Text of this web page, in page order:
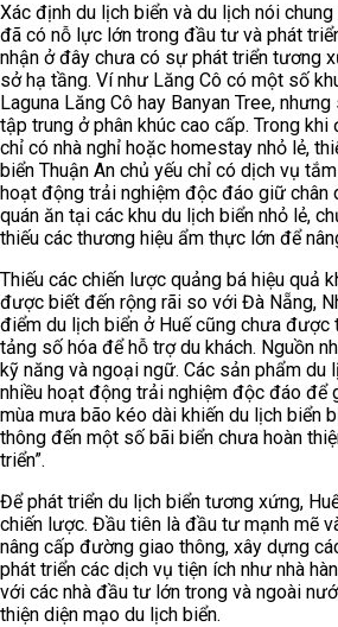
Xác định du lịch biển và du lịch nói
đã có nỗ lực lớn trong đầu tư và phát
nhận ở đây chưa có sự phát triển tương
sở hạ tầng. Ví như Lăng Cô có một số
Laguna Lăng Cô hay Banyan Tree,
tập trung ở phân khúc cao cấp. Trong khi
chỉ có nhà nghỉ hoặc homestay nhỏ lẻ,
biển Thuận An chủ yếu chỉ có dịch vụ
hoạt động trải nghiệm độc đáo giữ chân
quán ăn tại các khu du lịch biển nhỏ lẻ,
thiếu các thương hiệu ẩm thực lớn để
Thiếu các chiến lược quảng bá hiệu quả
được biết đến rộng rãi so với Đà Nẵng,
điểm du lịch biển ở Huế cũng chưa được
tảng số hóa để hỗ trợ du khách. Nguồn
kỹ năng và ngoại ngữ. Các sản phẩm du
nhiều hoạt động trải nghiệm độc đáo để
mùa mưa bão kéo dài khiến du lịch biển
thông đến một số bãi biển chưa hoàn
triển”.
Để phát triển du lịch biển tương xứng,
chiến lược. Đầu tiên là đầu tư mạnh mẽ
nâng cấp đường giao thông, xây dựng
phát triển các dịch vụ tiện ích như nhà
với các nhà đầu tư lớn trong và ngoài
thiện diện mạo du lịch biển.